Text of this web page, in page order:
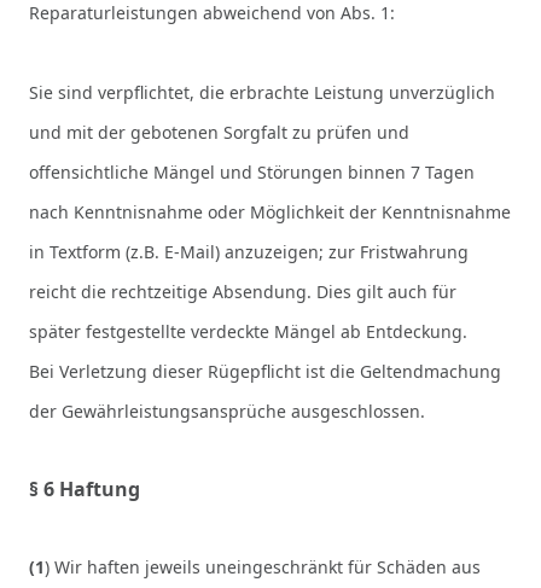
Reparaturleistungen abweichend von Abs. 1:
Sie sind verpflichtet, die erbrachte Leistung unverzüglich
und mit der gebotenen Sorgfalt zu prüfen und
offensichtliche Mängel und Störungen binnen 7 Tagen
nach Kenntnisnahme oder Möglichkeit der Kenntnisnahme
in Textform (z.B. E-Mail) anzuzeigen; zur Fristwahrung
reicht die rechtzeitige Absendung. Dies gilt auch für
später festgestellte verdeckte Mängel ab Entdeckung.
Bei Verletzung dieser Rügepflicht ist die Geltendmachung
der Gewährleistungsansprüche ausgeschlossen.
§ 6 Haftung
(1) Wir haften jeweils uneingeschränkt für Schäden aus